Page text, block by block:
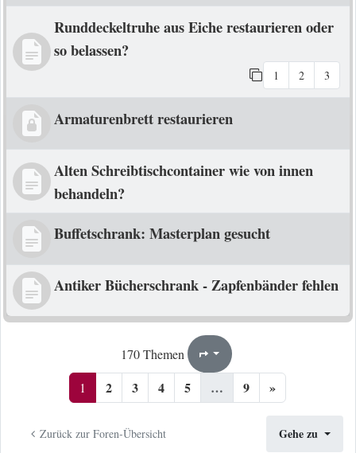
Runddeckeltruhe aus Eiche restaurieren oder
so belassen?
1 2 3
Armaturenbrett restaurieren
Alten Schreibtischcontainer wie von innen
behandeln?
Buffetschrank: Masterplan gesucht
Antiker Bücherschrank - Zapfenbänder fehlen
170 Themen Seite1
1 2 3 4 5 … 9 »
Zurück zur Foren-Übersicht Gehe zu